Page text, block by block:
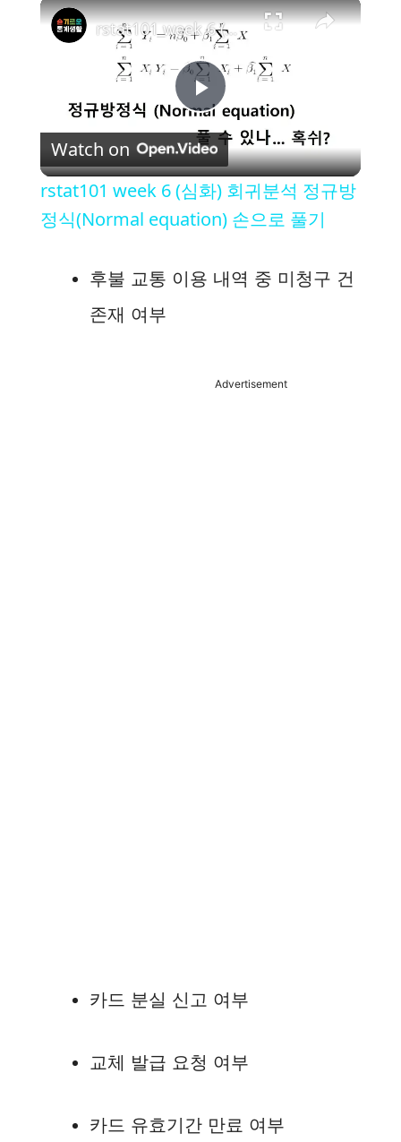
P
l
a
y
rstat101 week 6 (심화) 회귀분석 정규방정식(Normal equation) 손으로 풀기
Watch on
rstat101 week 6 (심화) 회귀분석 정규방
정식(Normal equation) 손으로 풀기
후불 교통 이용 내역 중 미청구 건
존재 여부
Advertisement
카드 분실 신고 여부
교체 발급 요청 여부
카드 유효기간 만료 여부